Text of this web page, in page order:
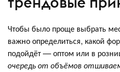
Чтобы было проще выбрать
важно определиться, какой
подойдёт — оптом или в
очередь от объёмов